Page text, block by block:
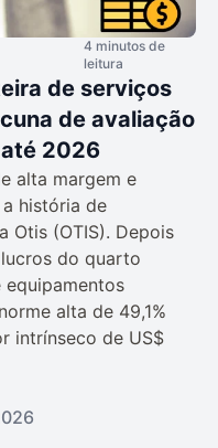
4 minutos de
leitura
de serviços
de avaliação
2026
alta margem e
história de
Otis (OTIS). Depois
do quarto
alta de 49,1%
intrínseco de US$